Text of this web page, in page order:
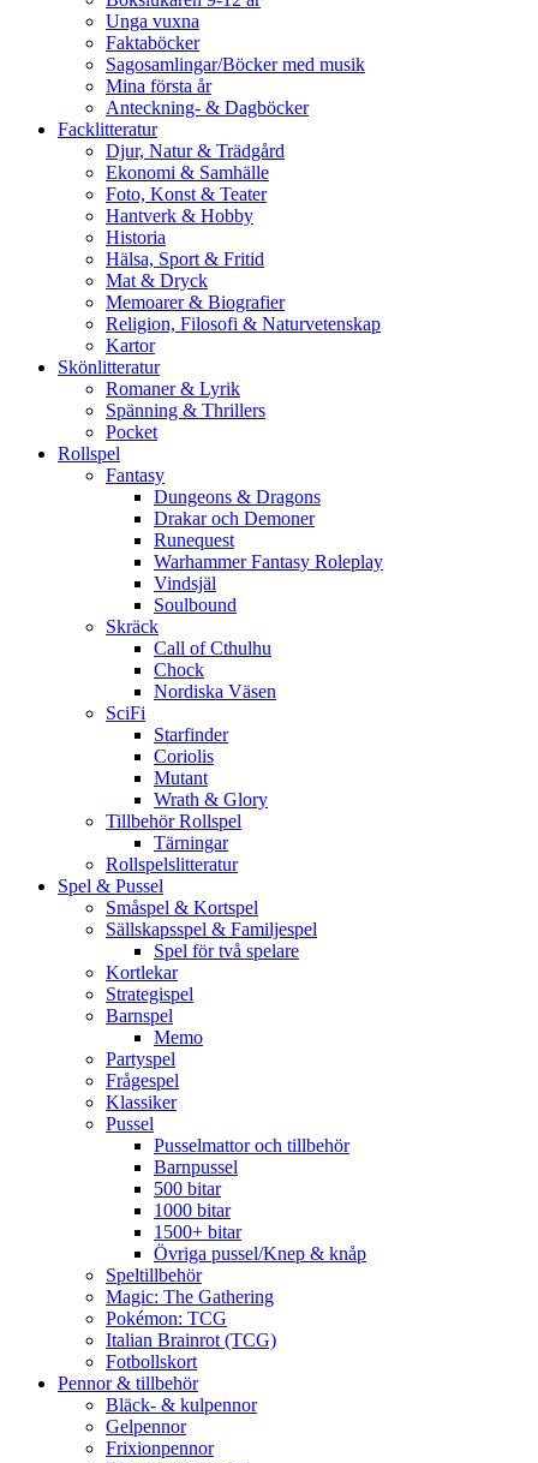
Unga vuxna
Faktaböcker
Sagosamlingar/Böcker med musik
Mina första år
Anteckning- & Dagböcker
Facklitteratur
Djur, Natur & Trädgård
Ekonomi & Samhälle
Foto, Konst & Teater
Hantverk & Hobby
Historia
Hälsa, Sport & Fritid
Mat & Dryck
Memoarer & Biografier
Religion, Filosofi & Naturvetenskap
Kartor
Skönlitteratur
Romaner & Lyrik
Spänning & Thrillers
Pocket
Rollspel
Fantasy
Dungeons & Dragons
Drakar och Demoner
Runequest
Warhammer Fantasy Roleplay
Vindsjäl
Soulbound
Skräck
Call of Cthulhu
Chock
Nordiska Väsen
SciFi
Starfinder
Coriolis
Mutant
Wrath & Glory
Tillbehör Rollspel
Tärningar
Rollspelslitteratur
Spel & Pussel
Småspel & Kortspel
Sällskapsspel & Familjespel
Spel för två spelare
Kortlekar
Strategispel
Barnspel
Memo
Partyspel
Frågespel
Klassiker
Pussel
Pusselmattor och tillbehör
Barnpussel
500 bitar
1000 bitar
1500+ bitar
Övriga pussel/Knep & knåp
Speltillbehör
Magic: The Gathering
Pokémon: TCG
Italian Brainrot (TCG)
Fotbollskort
Pennor & tillbehör
Bläck- & kulpennor
Gelpennor
Frixionpennor